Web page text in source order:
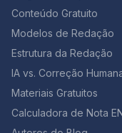
Conteúdo Gratuito
Modelos de Redação
Estrutura da Redação
IA vs. Correção
Materiais Gratuitos
Calculadora de Nota